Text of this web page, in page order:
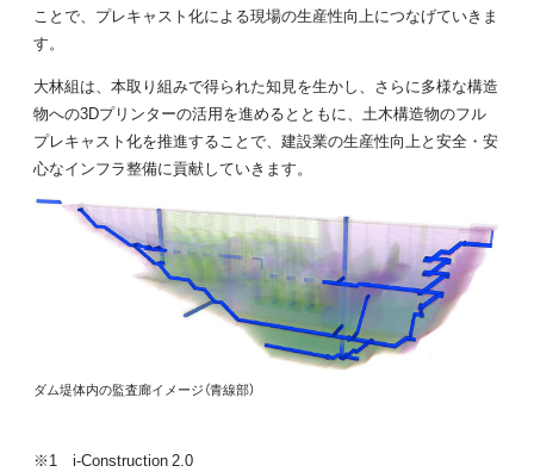
ことで、プレキャスト化による現場の生産性向上につなげていきま
す。
大林組は、本取り組みで得られた知見を生かし、さらに多様な構造
物への3Dプリンターの活用を進めるとともに、土木構造物のフル
プレキャスト化を推進することで、建設業の生産性向上と安全・安
心なインフラ整備に貢献していきます。
ダム堤体内の監査廊イメージ（青線部）
※1 i-Construction 2.0